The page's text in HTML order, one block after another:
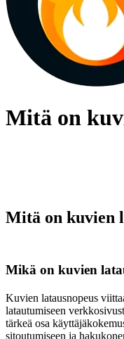
Mitä on
Mitä on kuvien
Mikä on kuvien
Kuvien latausnopeus
latautumiseen
tärkeä osa
sitoutumiseen ja